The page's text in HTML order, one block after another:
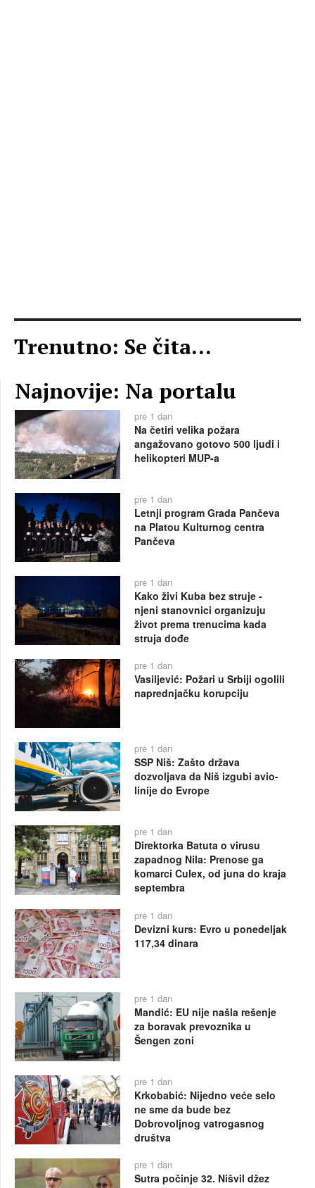
Trenutno: Se čita...
Najnovije: Na portalu
pre 1 dan
Na četiri velika požara
angažovano gotovo 500 ljudi i
helikopteri MUP-a
pre 1 dan
Letnji program Grada Pančeva
na Platou Kulturnog centra
Pančeva
pre 1 dan
Kako živi Kuba bez struje -
njeni stanovnici organizuju
život prema trenucima kada
struja dođe
pre 1 dan
Vasiljević: Požari u Srbiji ogolili
naprednjačku korupciju
pre 1 dan
SSP Niš: Zašto država
dozvoljava da Niš izgubi avio-
linije do Evrope
pre 1 dan
Direktorka Batuta o virusu
zapadnog Nila: Prenose ga
komarci Culex, od juna do kraja
septembra
pre 1 dan
Devizni kurs: Evro u ponedeljak
117,34 dinara
pre 1 dan
Mandić: EU nije našla rešenje
za boravak prevoznika u
Šengen zoni
pre 1 dan
Krkobabić: Nijedno veće selo
ne sme da bude bez
Dobrovoljnog vatrogasnog
društva
pre 1 dan
Sutra počinje 32. Nišvil džez